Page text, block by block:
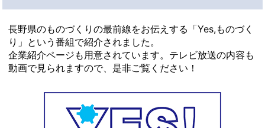
長野県のものづくりの最前線をお伝えする「Yes,ものづく
り」という番組で紹介されました。
企業紹介ページも用意されています。テレビ放送の内容も
動画で見られますので、是非ご覧ください！